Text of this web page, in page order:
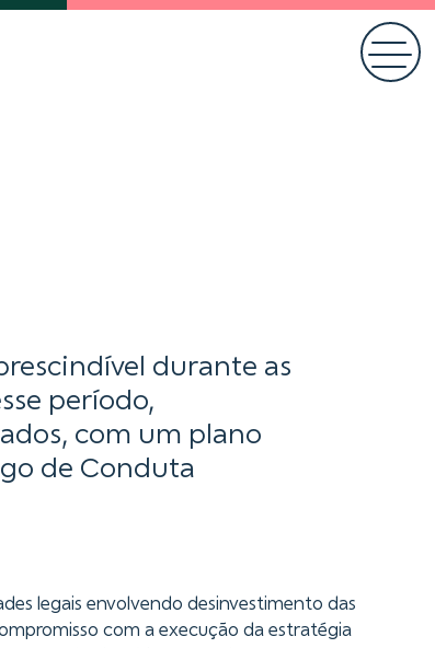
durante as
período,
com um plano
de Conduta
legais envolvendo desinvestimento das
com a execução da estratégia